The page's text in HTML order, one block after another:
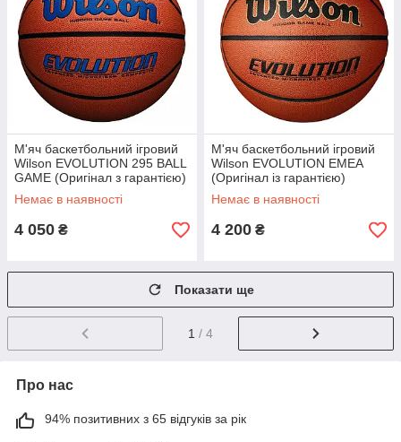
М'яч баскетбольний ігровий
Wilson EVOLUTION 295 BALL
GAME (Оригінал з гарантією)
Немає в наявності
4 050 ₴
М'яч баскетбольний ігровий
Wilson EVOLUTION EMEA
(Оригінал із гарантією)
Немає в наявності
4 200 ₴
Показати ще
1 / 4
Про нас
94% позитивних з 65 відгуків за рік